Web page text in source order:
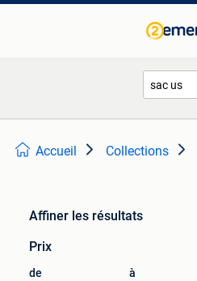
Accueil Collections
Affiner les résultats
Prix
de à